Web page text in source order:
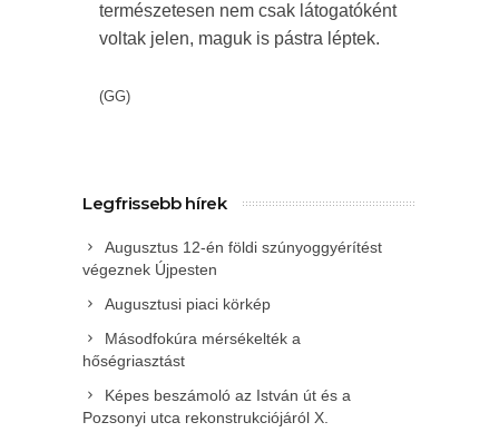
természetesen nem csak látogatóként
voltak jelen, maguk is pástra léptek.
(GG)
Legfrissebb hírek
Augusztus 12-én földi szúnyoggyérítést
végeznek Újpesten
Augusztusi piaci körkép
Másodfokúra mérsékelték a
hőségriasztást
Képes beszámoló az István út és a
Pozsonyi utca rekonstrukciójáról X.